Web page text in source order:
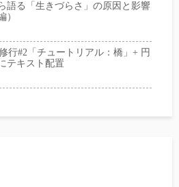
語る「生きづらさ」の原因と影響
）
行#2「チュートリアル：橋」+ 円
テキスト配置